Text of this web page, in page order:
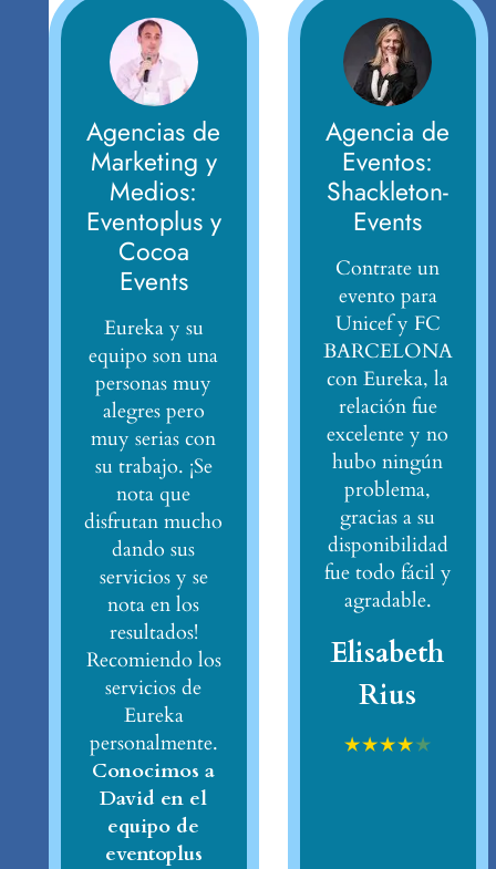
Agencias de
Marketing y
Medios:
Eventoplus y
Cocoa
Events
Eureka y su
equipo son una
personas muy
alegres pero
muy serias con
su trabajo. ¡Se
nota que
disfrutan mucho
dando sus
servicios y se
nota en los
resultados!
Recomiendo los
servicios de
Eureka
personalmente.
Conocimos a
David en el
equipo de
eventoplus
Agencia de
Eventos:
Shackleton-
Events
Contrate un
evento para
Unicef y FC
BARCELONA
con Eureka, la
relación fue
excelente y no
hubo ningún
problema,
gracias a su
disponibilidad
fue todo fácil y
agradable.
Elisabeth
Rius
★★★★★